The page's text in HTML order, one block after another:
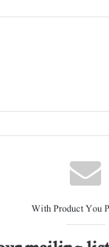
With Product You